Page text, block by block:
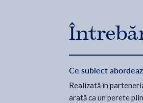
Ce subiect
Realizată în
arată ca un perete